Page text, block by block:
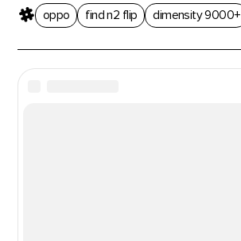
oppo find n2 flip dimensity 9000+